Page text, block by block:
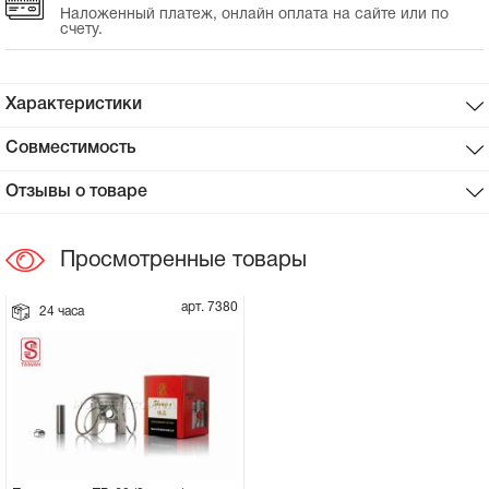
Сцепное устройство, шплинт
Свечи на мотоблок
Элементы управления, тросики на
Навесное и запчасти к нему
Наложенный платеж, онлайн оплата на сайте или по
счету.
Характеристики
Совместимость
Отзывы о товаре
Просмотренные товары
24 часа арт. 7380